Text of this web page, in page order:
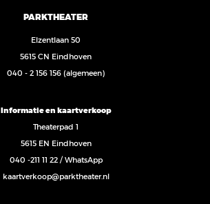
PARKTHEATER
Elzentlaan 50
5615 CN Eindhoven
040 - 2 156 156 (algemeen)
Informatie en kaartverkoop
Theaterpad 1
5615 EN Eindhoven
040 -211 11 22/WhatsApp
kaartverkoop@parktheater.nl